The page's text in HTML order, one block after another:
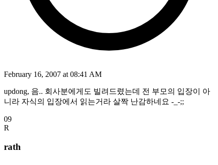
February 16, 2007 at 08:41 AM
updong, 음.. 회사분에게도 빌려드렸는데 전 부모의 입장이 아
니라 자식의 입장에서 읽는거라 살짝 난감하네요 -_-;;
09
R
rath